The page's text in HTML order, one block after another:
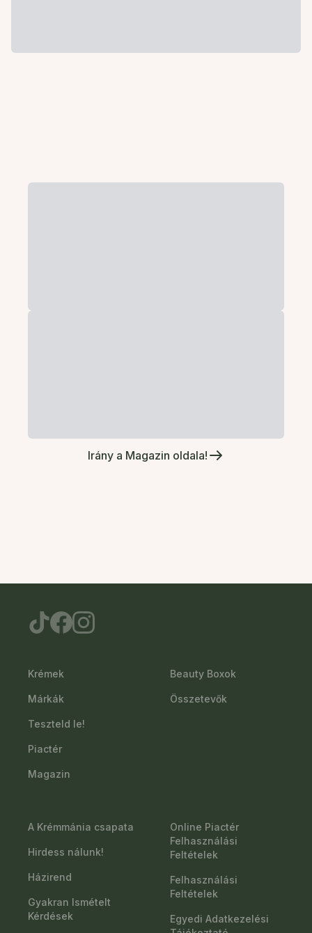
Irány a Magazin oldala!
Krémek
Márkák
Teszteld le!
Piactér
Magazin
Beauty Boxok
Összetevők
A Krémmánia csapata
Hirdess nálunk!
Házirend
Gyakran Ismételt
Kérdések
Online Piactér
Felhasználási
Feltételek
Felhasználási
Feltételek
Egyedi Adatkezelési